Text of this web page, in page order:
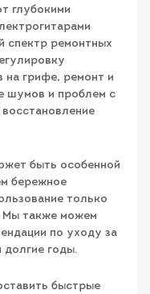
глубокими
спектр ремонтных
на грифе, ремонт и
шумов и проблем с
быть особенной
бережное
только
Мы также можем
по уходу за
долгие годы.
быстрые